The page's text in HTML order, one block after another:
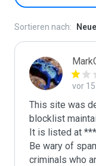
Sortieren nach:
vor
This site was
blocklist
It is listed at
Be wary of
criminals who